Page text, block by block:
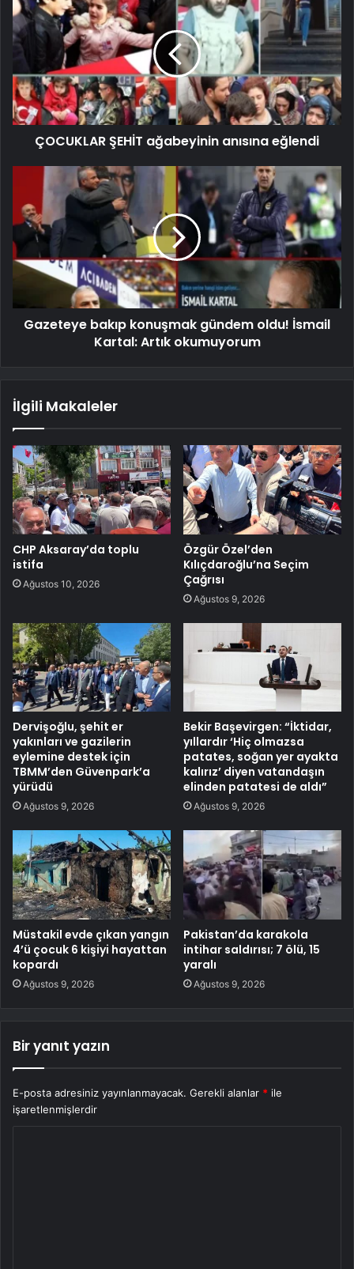
ÇOCUKLAR ŞEHİT ağabeyinin anısına eğlendi
Gazeteye bakıp konuşmak gündem oldu! İsmail
Kartal: Artık okumuyorum
İlgili Makaleler
CHP Aksaray’da toplu
istifa
Ağustos 10, 2026
Özgür Özel’den
Kılıçdaroğlu’na Seçim
Çağrısı
Ağustos 9, 2026
Dervişoğlu, şehit er
yakınları ve gazilerin
eylemine destek için
TBMM’den Güvenpark’a
yürüdü
Ağustos 9, 2026
Bekir Başevirgen: “İktidar,
yıllardır ‘Hiç olmazsa
patates, soğan yer ayakta
kalırız’ diyen vatandaşın
elinden patatesi de aldı”
Ağustos 9, 2026
Müstakil evde çıkan yangın
4’ü çocuk 6 kişiyi hayattan
kopardı
Ağustos 9, 2026
Pakistan’da karakola
intihar saldırısı; 7 ölü, 15
yaralı
Ağustos 9, 2026
Bir yanıt yazın
E-posta adresiniz yayınlanmayacak. Gerekli alanlar * ile
işaretlenmişlerdir